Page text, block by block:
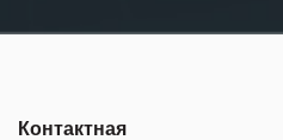
Контактная